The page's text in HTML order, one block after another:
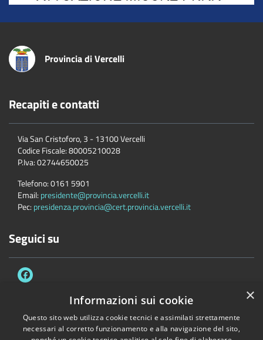
Provincia di Vercelli
Recapiti e contatti
Via San Cristoforo, 3 - 13100 Vercelli
Codice Fiscale:80005210028
P.Iva:02744650025
Telefono:0161 5901
Email: presidente@provincia.vercelli.it
Pec: presidenza.provincia@cert.provincia.vercelli.it
Seguici su
Accessibilità Privacy Cookie
Mappa del sito
×
Informazioni sui cookie
Questo sito web utilizza cookie tecnici e assimilati strettamente
necessari al corretto funzionamento e alla navigazione del sito,